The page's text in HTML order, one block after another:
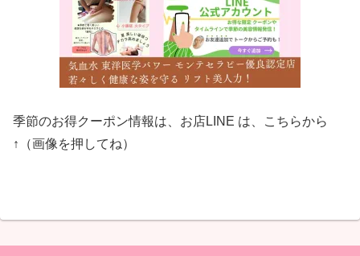
季節のお得クーポン情報は、お店LINE は、こちらから
↑（画像を押してね）